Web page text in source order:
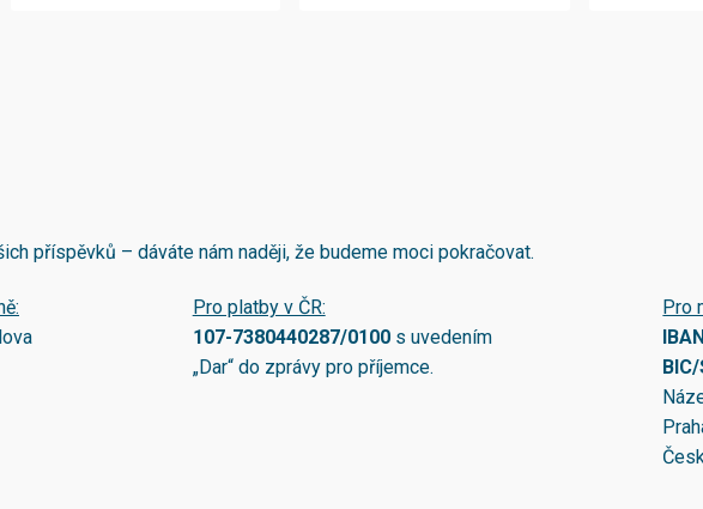
příspěvků – dáváte nám naději, že budeme moci pokračovat.
Pro platby v ČR:
107-7380440287/0100s uvedením
„Dar“ do zprávy pro příjemce.
Pro